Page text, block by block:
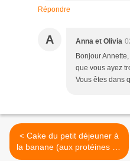
Répondre
A Anna et Olivia
Bonjour
que vous ayez
Vous êtes dans
< Cake du petit déjeuner à
la banane (aux protéines en
poudre)